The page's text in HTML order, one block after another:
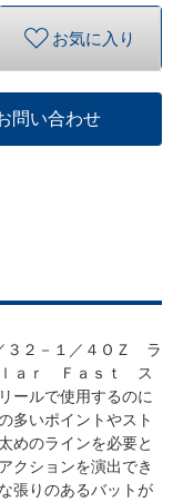
お気に入り
問い合わせ
３２－１／４ＯＺ ラ
ｌａｒ Ｆａｓｔ ス
ールで使用するのに
多いポイントやスト
めのラインを必要と
クションを演出でき
張りのあるバットが